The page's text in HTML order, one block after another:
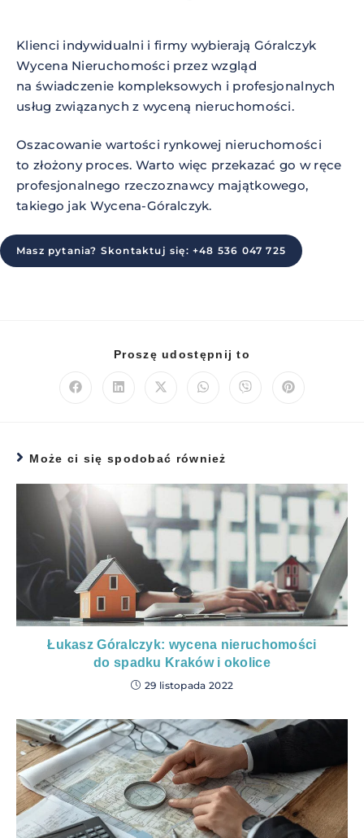
Klienci indywidualni i firmy wybierają Góralczyk
Wycena Nieruchomości przez wzgląd
na świadczenie kompleksowych i profesjonalnych
usług związanych z wyceną nieruchomości.
Oszacowanie wartości rynkowej nieruchomości
to złożony proces. Warto więc przekazać go w ręce
profesjonalnego rzeczoznawcy majątkowego,
takiego jak Wycena-Góralczyk.
Masz pytania? Skontaktuj się: +48 536 047 725
Proszę udostępnij to
Może ci się spodobać również
Łukasz Góralczyk: wycena nieruchomości
do spadku Kraków i okolice
29 listopada 2022